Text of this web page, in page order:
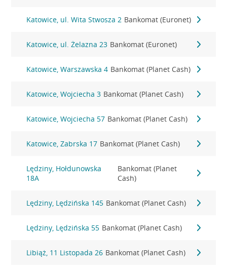
Katowice, ul. Wita Stwosza 2 Bankomat (Euronet)
Katowice, ul. Żelazna 23 Bankomat (Euronet)
Katowice, Warszawska 4 Bankomat (Planet Cash)
Katowice, Wojciecha 3 Bankomat (Planet Cash)
Katowice, Wojciecha 57 Bankomat (Planet Cash)
Katowice, Zabrska 17 Bankomat (Planet Cash)
Lędziny, Hołdunowska
18A
Bankomat (Planet
Cash)
Lędziny, Lędzińska 145 Bankomat (Planet Cash)
Lędziny, Lędzińska 55 Bankomat (Planet Cash)
Libiąż, 11 Listopada 26 Bankomat (Planet Cash)